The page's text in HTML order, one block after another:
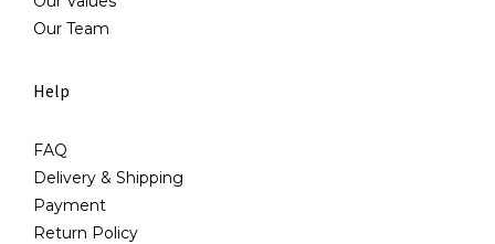
Our Team
Help
FAQ
Delivery & Shipping
Payment
Return Policy